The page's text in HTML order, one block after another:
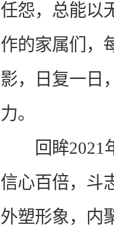
任怨，总能以
作的家属们，
影，日复一日
力。
回眸2021年
信心百倍，斗
外塑形象，内